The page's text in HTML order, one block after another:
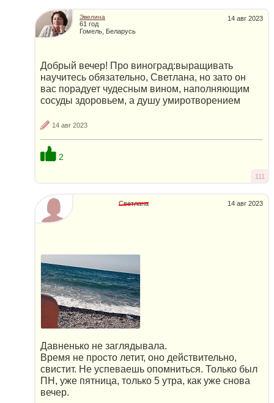
14 авг 2023
Эвелина
61 год
Гомель, Беларусь
Добрый вечер! Про виноград:выращивать
научитесь обязательно, Светлана, но зато он
вас порадует чудесным вином, наполняющим
сосуды здоровьем, а душу умиротворением
14 авг 2023
2
111
14 авг 2023
Светлана
Давненько не заглядывала.
Время не просто летит, оно действительно,
свистит. Не успеваешь опомниться. Только был
ПН, уже пятница, только 5 утра, как уже снова
вечер.